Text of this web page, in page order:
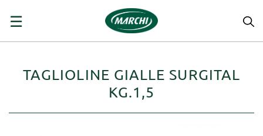
navigazione
☰
TAGLIOLINE GIALLE SURGITAL
KG.1,5